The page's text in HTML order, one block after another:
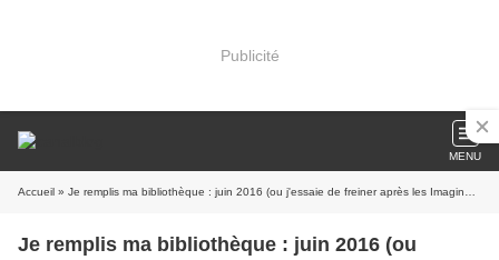
Publicité
MENU
Accueil » Je remplis ma bibliothèque : juin 2016 (ou j'essaie de freiner après les Imaginales)
Je remplis ma bibliothèque : juin 2016 (ou